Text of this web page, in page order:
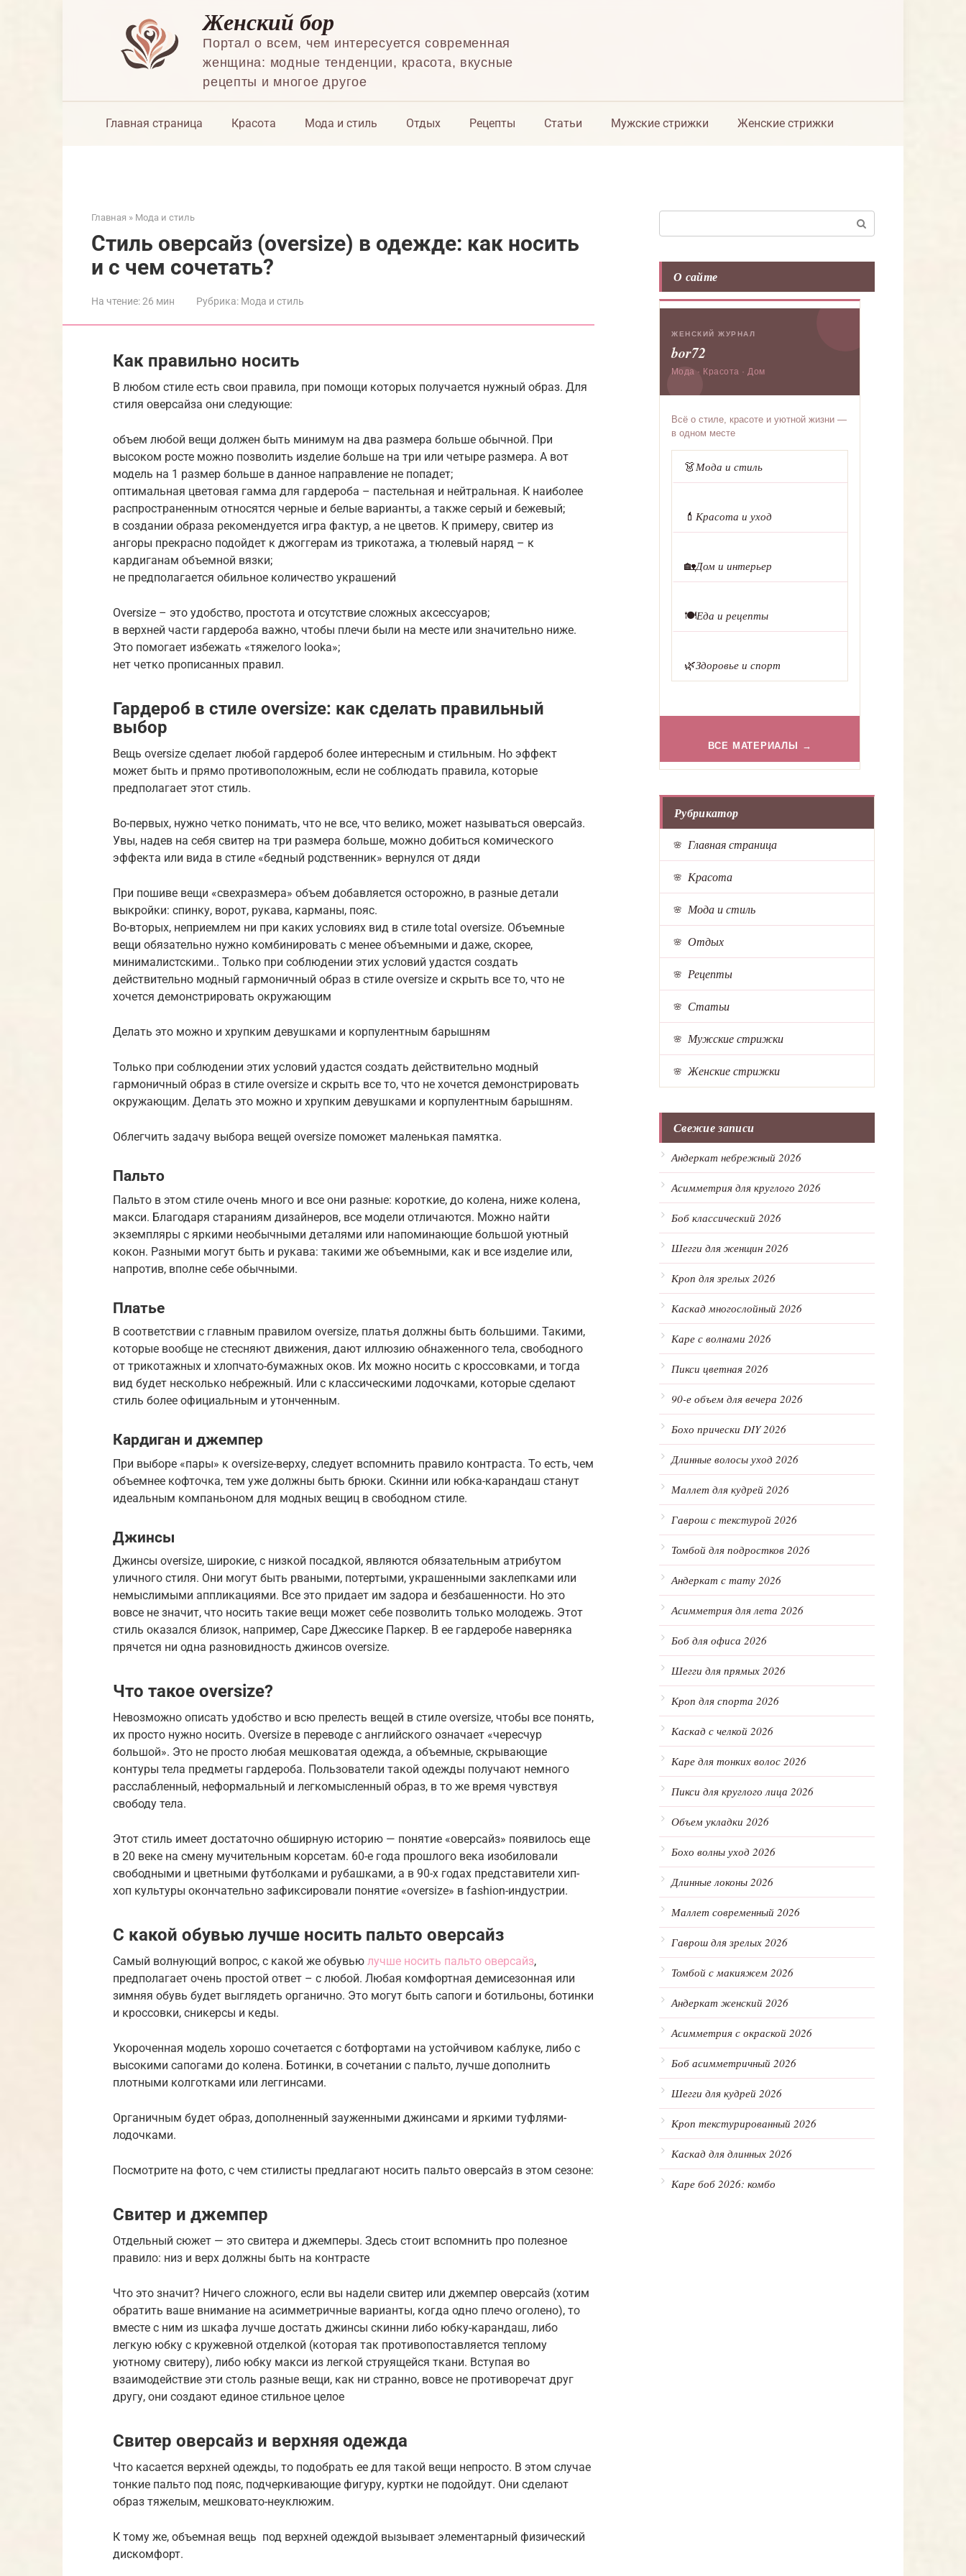
Женский бор
Портал о всем, чем интересуется современная
женщина: модные тенденции, красота, вкусные
рецепты и многое другое
Главная страница Красота Мода и стиль Отдых Рецепты Статьи Мужские стрижки Женские стрижки
Главная » Мода и стиль
Стиль оверсайз (oversize) в одежде: как носить
и с чем сочетать?
На чтение:26 мин Рубрика: Мода и стиль
Как правильно носить
В любом стиле есть свои правила, при помощи которых получается нужный образ. Для
стиля оверсайза они следующие:
объем любой вещи должен быть минимум на два размера больше обычной. При
высоком росте можно позволить изделие больше на три или четыре размера. А вот
модель на 1 размер больше в данное направление не попадет;
оптимальная цветовая гамма для гардероба – пастельная и нейтральная. К наиболее
распространенным относятся черные и белые варианты, а также серый и бежевый;
в создании образа рекомендуется игра фактур, а не цветов. К примеру, свитер из
ангоры прекрасно подойдет к джоггерам из трикотажа, а тюлевый наряд – к
кардиганам объемной вязки;
не предполагается обильное количество украшений
Oversize – это удобство, простота и отсутствие сложных аксессуаров;
в верхней части гардероба важно, чтобы плечи были на месте или значительно ниже.
Это помогает избежать «тяжелого lookа»;
нет четко прописанных правил.
Гардероб в стиле oversize: как сделать правильный
выбор
Вещь oversize сделает любой гардероб более интересным и стильным. Но эффект
может быть и прямо противоположным, если не соблюдать правила, которые
предполагает этот стиль.
Во-первых, нужно четко понимать, что не все, что велико, может называться оверсайз.
Увы, надев на себя свитер на три размера больше, можно добиться комического
эффекта или вида в стиле «бедный родственник» вернулся от дяди
При пошиве вещи «свехразмера» объем добавляется осторожно, в разные детали
выкройки: спинку, ворот, рукава, карманы, пояс.
Во-вторых, неприемлем ни при каких условиях вид в стиле total oversize. Объемные
вещи обязательно нужно комбинировать с менее объемными и даже, скорее,
минималистскими.. Только при соблюдении этих условий удастся создать
действительно модный гармоничный образ в стиле oversize и скрыть все то, что не
хочется демонстрировать окружающим
Делать это можно и хрупким девушками и корпулентным барышням
Только при соблюдении этих условий удастся создать действительно модный
гармоничный образ в стиле oversize и скрыть все то, что не хочется демонстрировать
окружающим. Делать это можно и хрупким девушками и корпулентным барышням.
Облегчить задачу выбора вещей oversize поможет маленькая памятка.
Пальто
Пальто в этом стиле очень много и все они разные: короткие, до колена, ниже колена,
макси. Благодаря стараниям дизайнеров, все модели отличаются. Можно найти
экземпляры с яркими необычными деталями или напоминающие большой уютный
кокон. Разными могут быть и рукава: такими же объемными, как и все изделие или,
напротив, вполне себе обычными.
Платье
В соответствии с главным правилом oversize, платья должны быть большими. Такими,
которые вообще не стесняют движения, дают иллюзию обнаженного тела, свободного
от трикотажных и хлопчато-бумажных оков. Их можно носить с кроссовками, и тогда
вид будет несколько небрежный. Или с классическими лодочками, которые сделают
стиль более официальным и утонченным.
Кардиган и джемпер
При выборе «пары» к oversize-верху, следует вспомнить правило контраста. То есть, чем
объемнее кофточка, тем уже должны быть брюки. Скинни или юбка-карандаш станут
идеальным компаньоном для модных вещиц в свободном стиле.
Джинсы
Джинсы oversize, широкие, с низкой посадкой, являются обязательным атрибутом
уличного стиля. Они могут быть рваными, потертыми, украшенными заклепками или
немыслимыми аппликациями. Все это придает им задора и безбашенности. Но это
вовсе не значит, что носить такие вещи может себе позволить только молодежь. Этот
стиль оказался близок, например, Саре Джессике Паркер. В ее гардеробе наверняка
прячется ни одна разновидность джинсов oversize.
Что такое oversize?
Невозможно описать удобство и всю прелесть вещей в стиле oversize, чтобы все понять,
их просто нужно носить. Oversize в переводе с английского означает «чересчур
большой». Это не просто любая мешковатая одежда, а объемные, скрывающие
контуры тела предметы гардероба. Пользователи такой одежды получают немного
расслабленный, неформальный и легкомысленный образ, в то же время чувствуя
свободу тела.
Этот стиль имеет достаточно обширную историю — понятие «оверсайз» появилось еще
в 20 веке на смену мучительным корсетам. 60-е года прошлого века изобиловали
свободными и цветными футболками и рубашками, а в 90-х годах представители хип-
хоп культуры окончательно зафиксировали понятие «oversize» в fashion-индустрии.
С какой обувью лучше носить пальто оверсайз
Самый волнующий вопрос, с какой же обувью лучше носить пальто оверсайз,
предполагает очень простой ответ – с любой. Любая комфортная демисезонная или
зимняя обувь будет выглядеть органично. Это могут быть сапоги и ботильоны, ботинки
и кроссовки, сникерсы и кеды.
Укороченная модель хорошо сочетается с ботфортами на устойчивом каблуке, либо с
высокими сапогами до колена. Ботинки, в сочетании с пальто, лучше дополнить
плотными колготками или леггинсами.
Органичным будет образ, дополненный зауженными джинсами и яркими туфлями-
лодочками.
Посмотрите на фото, с чем стилисты предлагают носить пальто оверсайз в этом сезоне:
Свитер и джемпер
Отдельный сюжет — это свитера и джемперы. Здесь стоит вспомнить про полезное
правило: низ и верх должны быть на контрасте
Что это значит? Ничего сложного, если вы надели свитер или джемпер оверсайз (хотим
обратить ваше внимание на асимметричные варианты, когда одно плечо оголено), то
вместе с ним из шкафа лучше достать джинсы скинни либо юбку-карандаш, либо
легкую юбку с кружевной отделкой (которая так противопоставляется теплому
уютному свитеру), либо юбку макси из легкой струящейся ткани. Вступая во
взаимодействие эти столь разные вещи, как ни странно, вовсе не противоречат друг
другу, они создают единое стильное целое
Свитер оверсайз и верхняя одежда
Что касается верхней одежды, то подобрать ее для такой вещи непросто. В этом случае
тонкие пальто под пояс, подчеркивающие фигуру, куртки не подойдут. Они сделают
образ тяжелым, мешковато-неуклюжим.
К тому же, объемная вещь под верхней одеждой вызывает элементарный физический
дискомфорт.
О сайте
ЖЕНСКИЙ ЖУРНАЛ
bor72
Мода · Красота · Дом
Всё о стиле, красоте и уютной жизни —
в одном месте
👗Мода и стиль
💄 Красота и уход
🏡Дом и интерьер
🍽️Еда и рецепты
🌿Здоровье и спорт
ВСЕ МАТЕРИАЛЫ →
Рубрикатор
Главная страница
Красота
Мода и стиль
Отдых
Рецепты
Статьи
Мужские стрижки
Женские стрижки
Свежие записи
Андеркат небрежный 2026
Асимметрия для круглого 2026
Боб классический 2026
Шегги для женщин 2026
Кроп для зрелых 2026
Каскад многослойный 2026
Каре с волнами 2026
Пикси цветная 2026
90-е объем для вечера 2026
Бохо прически DIY 2026
Длинные волосы уход 2026
Маллет для кудрей 2026
Гаврош с текстурой 2026
Томбой для подростков 2026
Андеркат с тату 2026
Асимметрия для лета 2026
Боб для офиса 2026
Шегги для прямых 2026
Кроп для спорта 2026
Каскад с челкой 2026
Каре для тонких волос 2026
Пикси для круглого лица 2026
Объем укладки 2026
Бохо волны уход 2026
Длинные локоны 2026
Маллет современный 2026
Гаврош для зрелых 2026
Томбой с макияжем 2026
Андеркат женский 2026
Асимметрия с окраской 2026
Боб асимметричный 2026
Шегги для кудрей 2026
Кроп текстурированный 2026
Каскад для длинных 2026
Каре боб 2026: комбо